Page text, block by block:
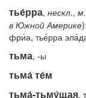
тье́рра, нескл., м.
в Южной Америке
фри́а, тье́рра
тьма, -ы
тьма́ те́м
тьма́-тьму́щая,